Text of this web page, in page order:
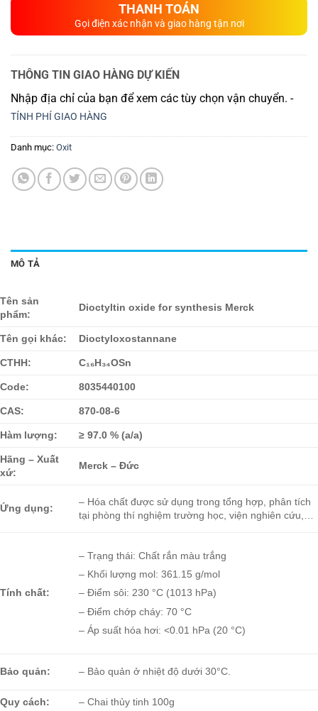
THANH TOÁN
Gọi điện xác nhận và giao hàng tận nơi
THÔNG TIN GIAO HÀNG DỰ KIẾN
Nhập địa chỉ của bạn để xem các tùy chọn vận chuyển. -
TÍNH PHÍ GIAO HÀNG
Danh mục: Oxit
MÔ TẢ
Tên sản
phẩm:
Dioctyltin oxide for synthesis Merck
Tên gọi khác: Dioctyloxostannane
CTHH: C₁₆H₃₄OSn
Code: 8035440100
CAS: 870-08-6
Hàm lượng: ≥ 97.0 % (a/a)
Hãng – Xuất
xứ:
Merck – Đức
Ứng dụng:
– Hóa chất được sử dụng trong tổng hợp, phân tích
tại phòng thí nghiệm trường học, viện nghiên cứu,…
Tính chất:
– Trạng thái: Chất rắn màu trắng
– Khối lượng mol: 361.15 g/mol
– Điểm sôi: 230 °C (1013 hPa)
– Điểm chớp cháy: 70 °C
– Áp suất hóa hơi: <0.01 hPa (20 °C)
Bảo quản: – Bảo quản ở nhiệt độ dưới 30°C.
Quy cách: – Chai thủy tinh 100g